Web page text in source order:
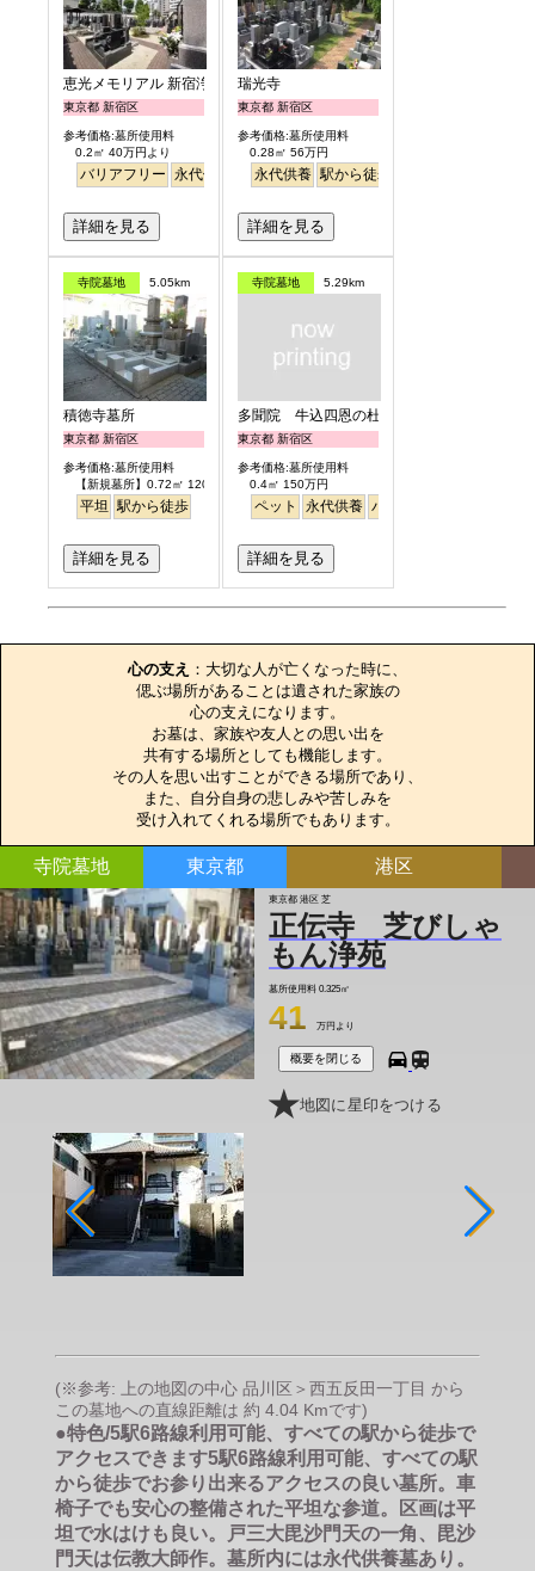
恵光メモリアル 新宿浄苑
東京都 新宿区
参考価格:墓所使用料
0.2㎡ 40万円より
バリアフリー 永代供養 駅から徒歩
詳細を見る
瑞光寺
東京都 新宿区
参考価格:墓所使用料
0.28㎡ 56万円
永代供養 駅から徒歩
詳細を見る
寺院墓地 5.05km
積徳寺墓所
東京都 新宿区
参考価格:墓所使用料
【新規墓所】0.72㎡ 120万円
平坦 駅から徒歩
詳細を見る
寺院墓地 5.29km
多聞院 牛込四恩の杜
東京都 新宿区
参考価格:墓所使用料
0.4㎡ 150万円
ペット 永代供養 バリアフリー
詳細を見る
心の支え ：大切な人が亡くなった時に、
偲ぶ場所があることは遺された家族の
心の支えになります。
お墓は、家族や友人との思い出を
共有する場所としても機能します。
その人を思い出すことができる場所であり、
また、自分自身の悲しみや苦しみを
受け入れてくれる場所でもあります。
寺院墓地 東京都 港区
東京都 港区 芝
正伝寺 芝びしゃ
もん浄苑
墓所使用料 0.325㎡
41 万円より
概要を閉じる
地図に星印をつける
(※参考: 上の地図の中心 品川区＞西五反田一丁目 から
この墓地への直線距離は 約 4.04 Kmです)
●特色/5駅6路線利用可能、すべての駅から徒歩で
アクセスできます5駅6路線利用可能、すべての駅
から徒歩でお参り出来るアクセスの良い墓所。車
椅子でも安心の整備された平坦な参道。区画は平
坦で水はけも良い。戸三大毘沙門天の一角、毘沙
門天は伝教大師作。墓所内には永代供養墓あり。